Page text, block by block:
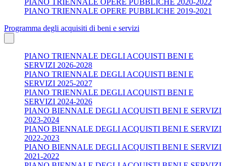
PIANO TRIENNALE OPERE PUBBLICHE 2019-2021
Programma degli acquisiti di beni e servizi
PIANO TRIENNALE DEGLI ACQUISTI BENI E
SERVIZI 2026-2028
PIANO TRIENNALE DEGLI ACQUISTI BENI E
SERVIZI 2025-2027
PIANO TRIENNALE DEGLI ACQUISTI BENI E
SERVIZI 2024-2026
PIANO BIENNALE DEGLI ACQUISTI BENI E SERVIZI
2023-2024
PIANO BIENNALE DEGLI ACQUISTI BENI E SERVIZI
2022-2023
PIANO BIENNALE DEGLI ACQUISTI BENI E SERVIZI
2021-2022